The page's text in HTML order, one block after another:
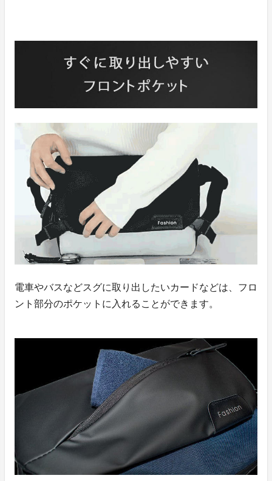
電車やバスなどスグに取り出したいカードなどは、フロ
ント部分のポケットに入れることができます。